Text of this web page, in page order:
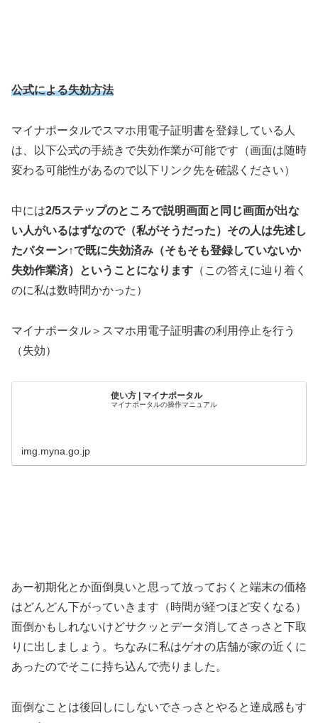
公式による失効方法
マイナポータルでスマホ用電子証明書を登録している人
は、以下公式の手続きで失効作業が可能です（画面は随時
変わる可能性があるので以下リンク先を確認ください）
中には2/5ステップのところで説明画面と同じ画面が出な
い人がいるはずなので（私がそうだった）その人は先述し
たパターン↑で既に失効済み（そもそも登録していないか
失効作業済）ということになります （この答えに辿り着く
のに私は数時間かかった）
マイナポータル＞スマホ用電子証明書の利用停止を行う
（失効）
使い方 | マイナポータル
マイナポータルの操作マニュアル
img.myna.go.jp
あー初期化とか面倒臭いと思って放っておくと端末の価格
はどんどん下がっていきます（時間が経つほど安くなる）
面倒かもしれないけどサクッとデータ消してさっさと下取
りに出しましょう。ちなみに私はゲオの店舗が家の近くに
あったのでそこに持ち込んで売りました。
面倒なことは後回しにしないでさっさとやると達成感もす